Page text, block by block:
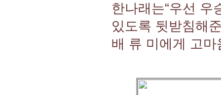
한나래는“우선
있도록 뒷받침해
배 류 미에게 고